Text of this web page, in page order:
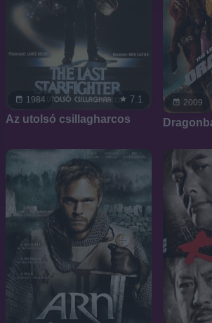
1984 7.1
Az utolsó csillagharcos
2009